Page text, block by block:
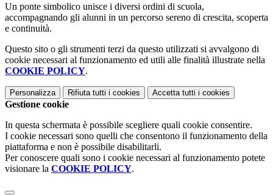
Un ponte simbolico unisce i diversi ordini di scuola,
accompagnando gli alunni in un percorso sereno di crescita, scoperta
e continuità.
Questo sito o gli strumenti terzi da questo utilizzati si avvalgono di
cookie necessari al funzionamento ed utili alle finalità illustrate nella
COOKIE POLICY.
Personalizza Rifiuta tutti i cookies Accetta tutti i cookies
Gestione cookie
In questa schermata è possibile scegliere quali cookie consentire.
I cookie necessari sono quelli che consentono il funzionamento della
piattaforma e non è possibile disabilitarli.
Per conoscere quali sono i cookie necessari al funzionamento potete
visionare la COOKIE POLICY.